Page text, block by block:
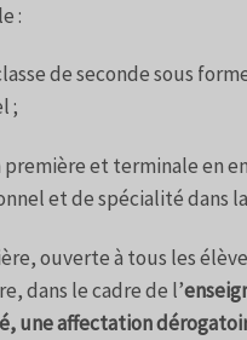
:
de seconde sous
;
première et terminale en
et de spécialité dans
ouverte à tous les
dans le cadre de l’
une affectation